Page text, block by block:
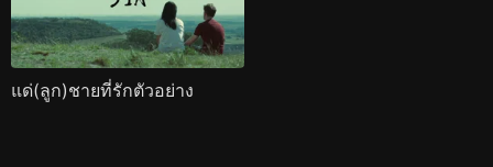
แด่(ลูก)ชายที่รักตัวอย่าง